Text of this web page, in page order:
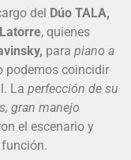
del Dúo TALA,
, quienes
para piano a
podemos coincidir
La perfección de su
gran manejo
el escenario y